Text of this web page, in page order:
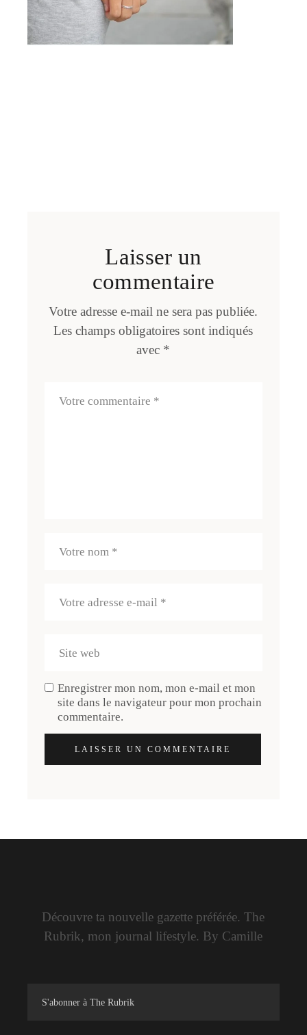
Laisser un
commentaire
Votre adresse e-mail ne sera pas publiée.
Les champs obligatoires sont indiqués
avec *
Enregistrer mon nom, mon e-mail et mon
site dans le navigateur pour mon prochain
commentaire.
LAISSER UN COMMENTAIRE
Découvre ta nouvelle gazette préférée. The
Rubrik, mon journal lifestyle. By Camille